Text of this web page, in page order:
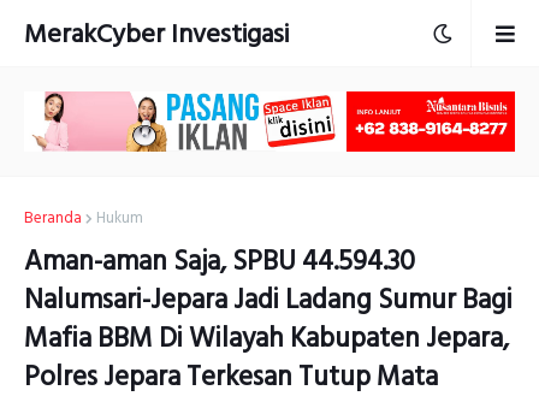
MerakCyber Investigasi
Beranda Hukum
Aman-aman Saja, SPBU 44.594.30
Nalumsari-Jepara Jadi Ladang Sumur Bagi
Mafia BBM Di Wilayah Kabupaten Jepara,
Polres Jepara Terkesan Tutup Mata